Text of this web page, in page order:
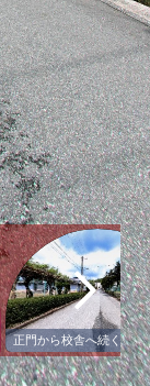
正門から校舎へ続く「鳳